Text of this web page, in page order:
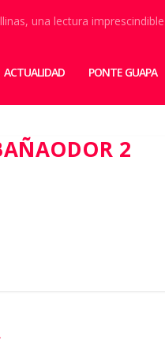
una lectura imprescindible
ACTUALIDAD PONTE GUAPA
2